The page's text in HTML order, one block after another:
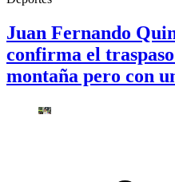
Juan Fernando
confirma el
montaña pero con